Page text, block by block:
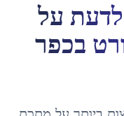
על
בכפר